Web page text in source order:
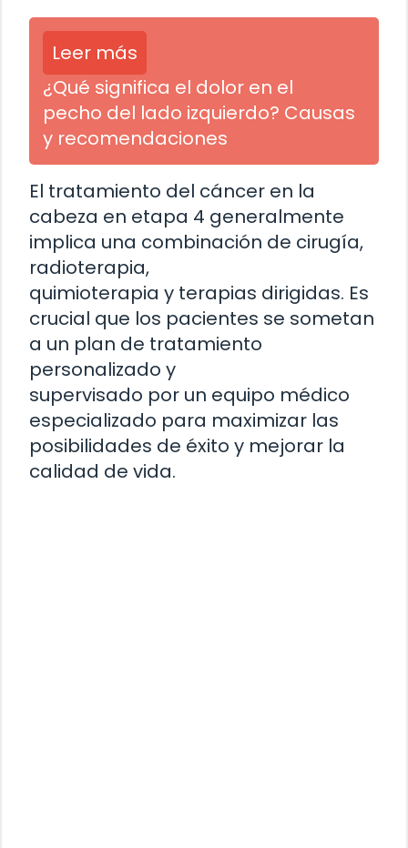
Leer más
¿Qué significa el dolor en el
pecho del lado izquierdo? Causas
y recomendaciones
El tratamiento del cáncer en la
cabeza en etapa 4 generalmente
implica una combinación de cirugía,
radioterapia,
quimioterapia y terapias dirigidas. Es
crucial que los pacientes se sometan
a un plan de tratamiento
personalizado y
supervisado por un equipo médico
especializado para maximizar las
posibilidades de éxito y mejorar la
calidad de vida.